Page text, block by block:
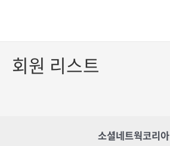
회원 리스트
소셜네트웍코리아